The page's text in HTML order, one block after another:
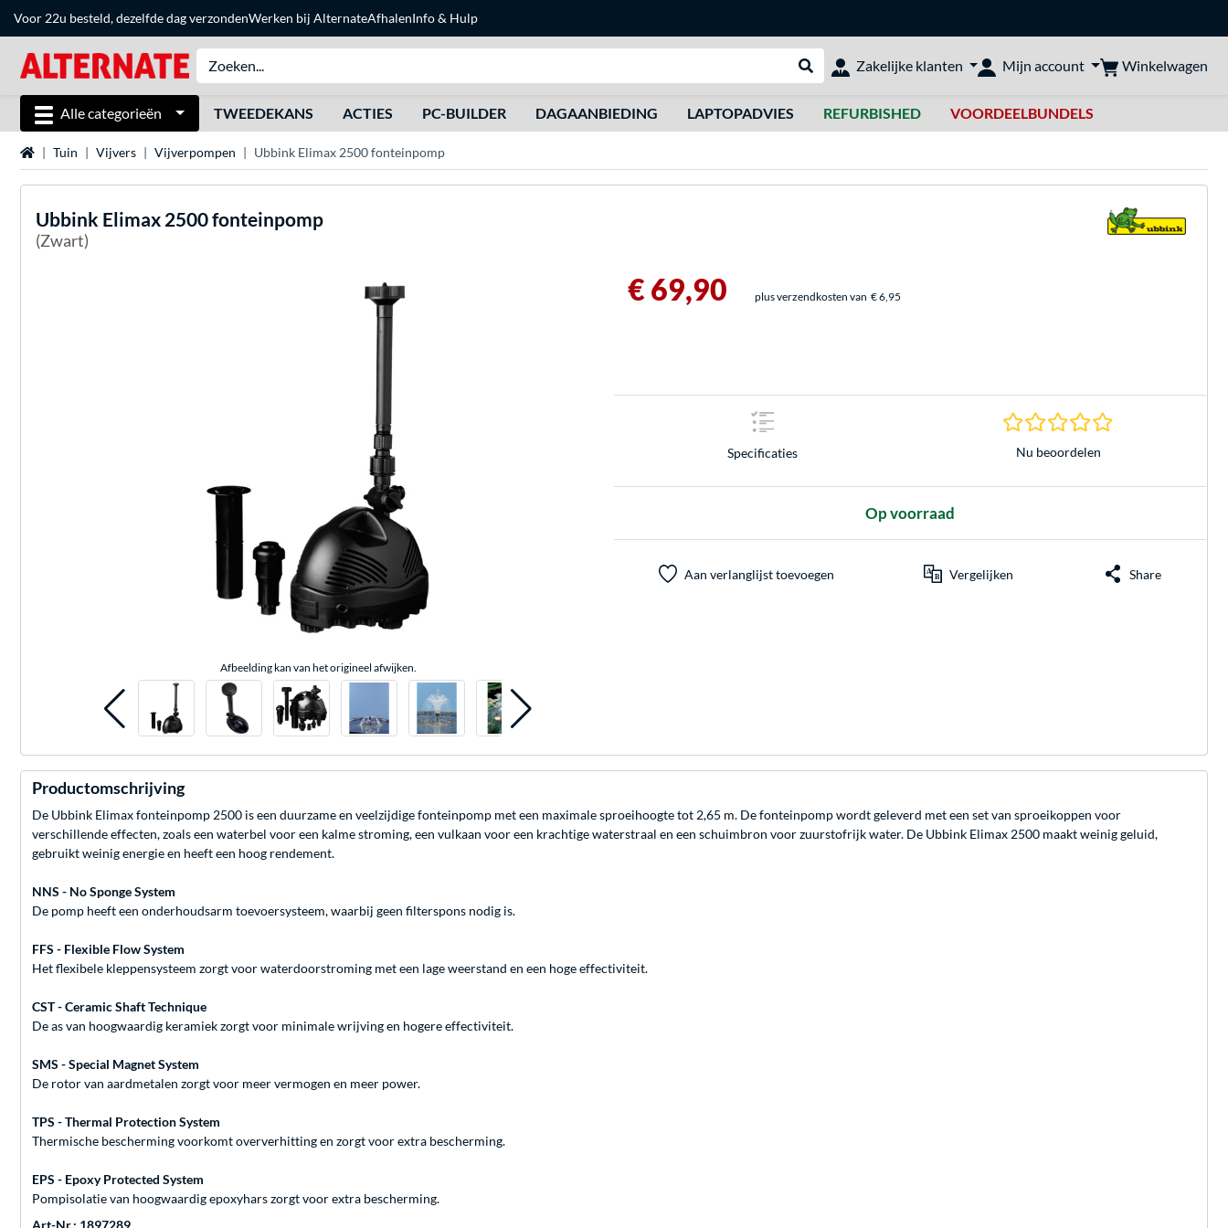
Voor 22u besteld, dezelfde dag verzondenWerken bij AlternateAfhalenInfo & Hulp
Webshop doorzoeken
Zakelijke klanten Mijn account Winkelwagen
Alle categorieën TWEEDEKANS ACTIES PC-BUILDER DAGAANBIEDING LAPTOPADVIES REFURBISHED VOORDEELBUNDELS
HomeTuin Vijvers Vijverpompen Ubbink Elimax 2500 fonteinpomp
Ubbink Elimax 2500 fonteinpomp
(Zwart)
Afbeelding kan van het origineel afwijken.
€ 69,90 plus verzendkosten van € 6,95
Specificaties
0.0 sterren
Nu beoordelen
Op voorraad
Aan verlanglijst toevoegen Vergelijken Share
Productomschrijving
De Ubbink Elimax fonteinpomp 2500 is een duurzame en veelzijdige fonteinpomp met een maximale sproeihoogte tot 2,65 m. De fonteinpomp wordt geleverd met een set van sproeikoppen voor
verschillende effecten, zoals een waterbel voor een kalme stroming, een vulkaan voor een krachtige waterstraal en een schuimbron voor zuurstofrijk water. De Ubbink Elimax 2500 maakt weinig geluid,
gebruikt weinig energie en heeft een hoog rendement.
NNS - No Sponge System
De pomp heeft een onderhoudsarm toevoersysteem, waarbij geen filterspons nodig is.
FFS - Flexible Flow System
Het flexibele kleppensysteem zorgt voor waterdoorstroming met een lage weerstand en een hoge effectiviteit.
CST - Ceramic Shaft Technique
De as van hoogwaardig keramiek zorgt voor minimale wrijving en hogere effectiviteit.
SMS - Special Magnet System
De rotor van aardmetalen zorgt voor meer vermogen en meer power.
TPS - Thermal Protection System
Thermische bescherming voorkomt oververhitting en zorgt voor extra bescherming.
EPS - Epoxy Protected System
Pompisolatie van hoogwaardig epoxyhars zorgt voor extra bescherming.